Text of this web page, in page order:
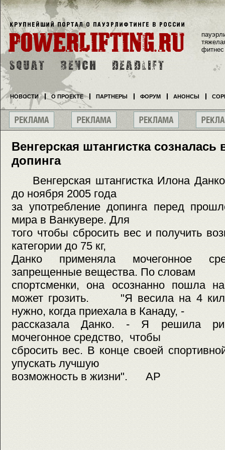
Венгерская штангистка
допинга
Венгерская штангистка Илона
до ноября 2005 года
за употребление допинга перед
мира в Ванкувере. Для
того чтобы сбросить вес и получить
категории до 75 кг,
Данко применяла мочегонное
запрещенные вещества. По словам
спортсменки, она осознанно пошла
может грозить. "Я весила на 4
нужно, когда приехала в Канаду, -
рассказала Данко. - Я решила
мочегонное средство, чтобы
сбросить вес. В конце своей
упускать лучшую
возможность в жизни". AP
фитнес
НОВОСТИ О ПРОЕКТЕ ПАРТНЕРЫ ФОРУМ АНОНСЫ